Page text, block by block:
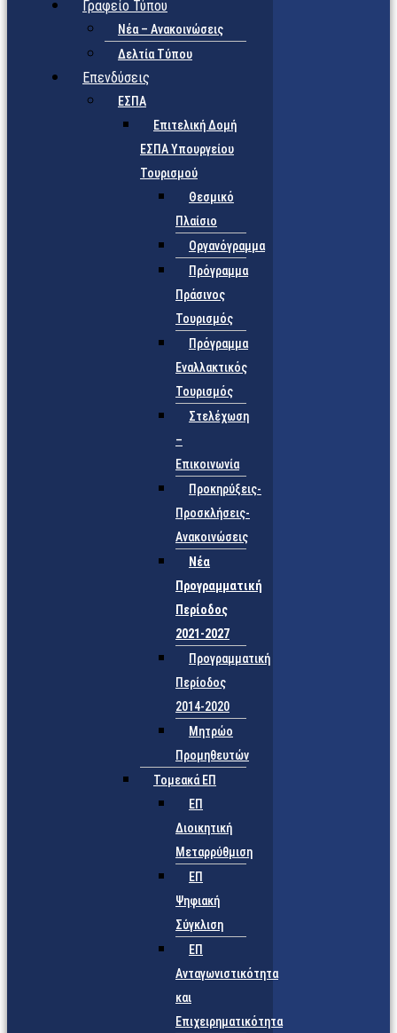
Γραφείο Τύπου
Νέα – Ανακοινώσεις
Δελτία Τύπου
Επενδύσεις
ΕΣΠΑ
Επιτελική Δομή
ΕΣΠΑ Υπουργείου
Τουρισμού
Θεσμικό
Πλαίσιο
Οργανόγραμμα
Πρόγραμμα
Πράσινος
Τουρισμός
Πρόγραμμα
Εναλλακτικός
Τουρισμός
Στελέχωση
–
Επικοινωνία
Προκηρύξεις-
Προσκλήσεις-
Ανακοινώσεις
Νέα
Προγραμματική
Περίοδος
2021-2027
Προγραμματική
Περίοδος
2014-2020
Μητρώο
Προμηθευτών
Τομεακά ΕΠ
ΕΠ
Διοικητική
Μεταρρύθμιση
ΕΠ
Ψηφιακή
Σύγκλιση
ΕΠ
Ανταγωνιστικότητα
και
Επιχειρηματικότητα